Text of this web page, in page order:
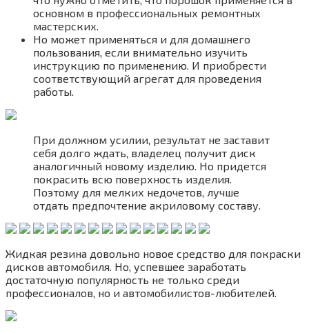
основном в профессиональных ремонтных
мастерских.
Но может применяться и для домашнего
пользования, если внимательно изучить
инструкцию по применению. И приобрести
соответствующий агрегат для проведения
работы.
При должном усилии, результат не заставит
себя долго ждать, владелец получит диск
аналогичный новому изделию. Но придется
покрасить всю поверхность изделия.
Поэтому для мелких недочетов, лучше
отдать предпочтение акриловому составу.
Жидкая резина довольно новое средство для покраски
дисков автомобиля. Но, успевшее заработать
достаточную популярность не только среди
профессионалов, но и автомобилистов-любителей.